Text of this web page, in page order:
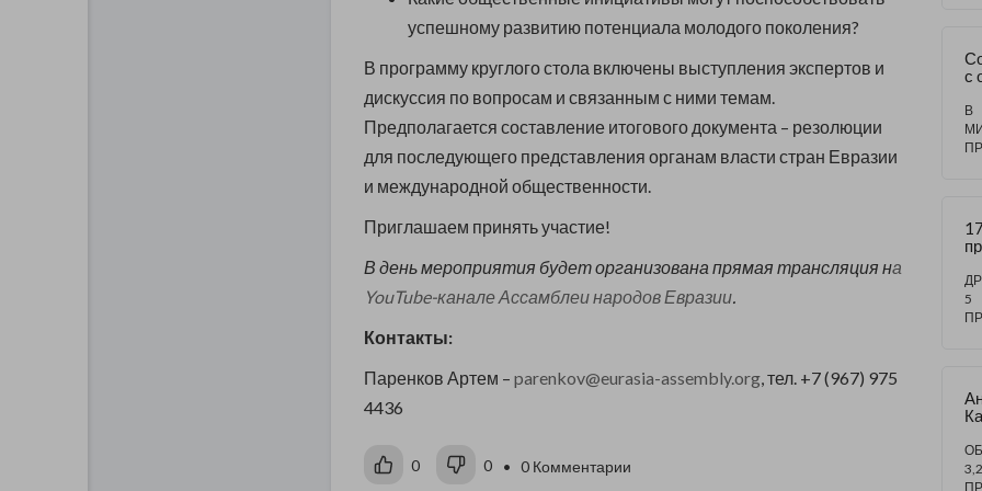
успешному развитию потенциала молодого поколения?
В программу круглого стола включены выступления экспертов и
дискуссия по вопросам и связанным с ними темам.
Предполагается составление итогового документа – резолюции
для последующего представления органам власти стран Евразии
и международной общественности.
Приглашаем принять участие!
В день мероприятия будет организована прямая трансляция на
YouTube-канале Ассамблеи народов Евразии.
Контакты:
Паренков Артем – parenkov@eurasia-assembly.org, тел. +7 (967) 975
4436
0 0 • 0 Комментарии
с
й
В
5